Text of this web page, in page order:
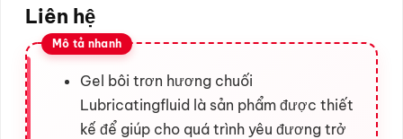
Liên hệ
Gel bôi trơn hương chuối
Lubricatingfluid là sản phẩm được thiết
kế để giúp cho quá trình yêu đương trở